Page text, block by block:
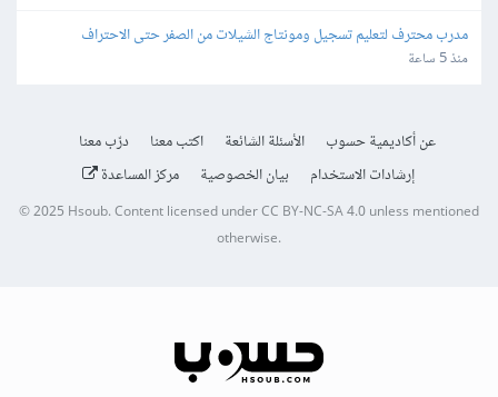
مدرب محترف لتعليم تسجيل ومونتاج الشيلات من الصفر حتى الاحتراف
منذ 5 ساعة
عن أكاديمية حسوب الأسئلة الشائعة اكتب معنا
درّب معنا
إرشادات الاستخدام
بيان الخصوصية مركز المساعدة
© 2025 Hsoub.Content licensed underCC BY-NC-SA 4.0unless mentioned
otherwise.